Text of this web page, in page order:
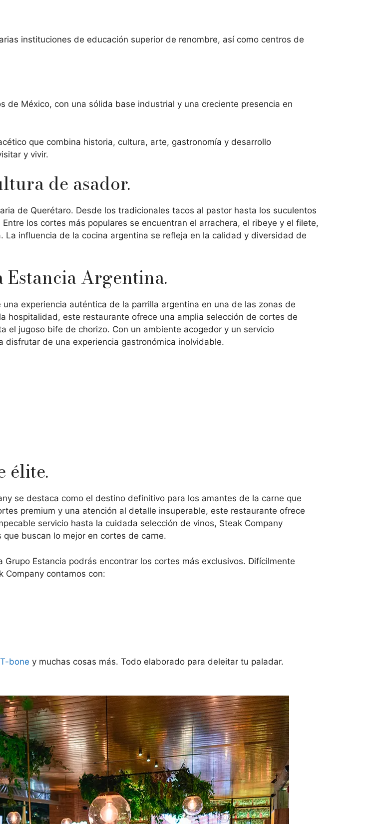
instituciones de educación superior de renombre, así como centros de
de México, con una sólida base industrial y una creciente presencia en
que combina historia, cultura, arte, gastronomía y desarrollo
y vivir.
de asador.
de Querétaro. Desde los tradicionales tacos al pastor hasta los suculentos
los cortes más populares se encuentran el arrachera, el ribeye y el filete,
influencia de la cocina argentina se refleja en la calidad y diversidad de
Estancia Argentina.
experiencia auténtica de la parrilla argentina en una de las zonas de
hospitalidad, este restaurante ofrece una amplia selección de cortes de
el jugoso bife de chorizo. Con un ambiente acogedor y un servicio
disfrutar de una experiencia gastronómica inolvidable.
élite.
se destaca como el destino definitivo para los amantes de la carne que
premium y una atención al detalle insuperable, este restaurante ofrece
servicio hasta la cuidada selección de vinos, Steak Company
buscan lo mejor en cortes de carne.
Estancia podrás encontrar los cortes más exclusivos. Difícilmente
Company contamos con:
T-bone y muchas cosas más. Todo elaborado para deleitar tu paladar.